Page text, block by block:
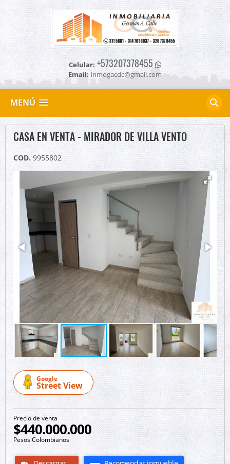
Celular: +573207378455
Email: inmogacdc@gmail.com
MENÚ
CASA EN VENTA - MIRADOR DE VILLA VENTO
COD.9955802
Google
Street View
Precio de venta
$440.000.000
Pesos Colombianos